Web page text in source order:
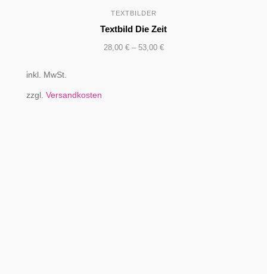
TEXTBILDER
Textbild Die Zeit
28,00 €– 53,00 €
inkl. MwSt.
zzgl. Versandkosten